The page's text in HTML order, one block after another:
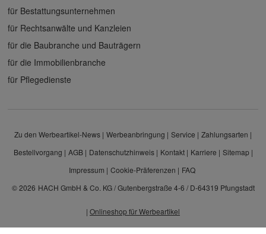
für Bestattungsunternehmen
für Rechtsanwälte und Kanzleien
für die Baubranche und Bauträgern
für die Immobilienbranche
für Pflegedienste
Zu den Werbeartikel-News Werbeanbringung Service
Zahlungsarten
Bestellvorgang
AGB Datenschutzhinweis Kontakt Karriere
Sitemap
Impressum
Cookie-Präferenzen
FAQ
© 2026 HACH GmbH & Co. KG / Gutenbergstraße 4-6 / D-64319 Pfungstadt
| Onlineshop für Werbeartikel